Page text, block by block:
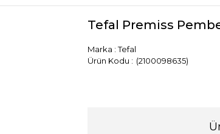
Tefal Premiss
Marka : Tefal
(2100098635)